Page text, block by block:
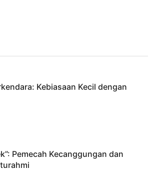
Kebiasaan Kecil dengan
Pemecah Kecanggungan dan